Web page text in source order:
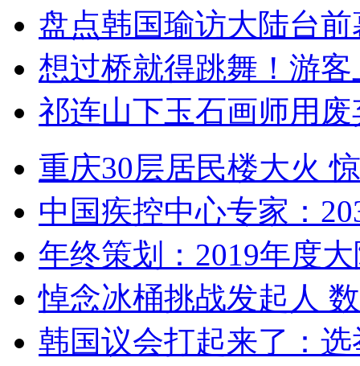
盘点韩国瑜访大陆台
想过桥就得跳舞！游客
祁连山下玉石画师用
重庆30层居民楼大火
中国疾控中心专家：
年终策划：2019年度
悼念冰桶挑战发起人
韩国议会打起来了：